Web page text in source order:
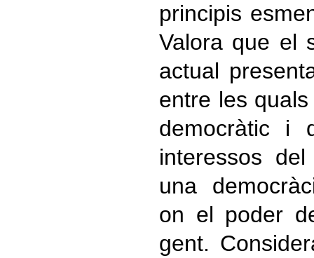
principis
Valora que el
actual
entre les
democràtic i
interessos
una
on el poder
gent.